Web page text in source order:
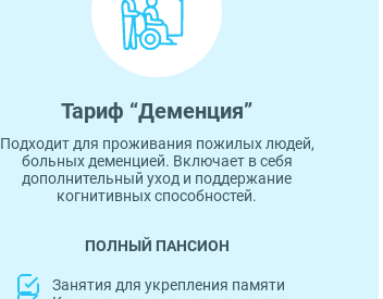
Тариф “Деменция”
Подходит для проживания пожилых людей,
больных деменцией. Включает в себя
дополнительный уход и поддержание
когнитивных способностей.
ПОЛНЫЙ ПАНСИОН
Занятия для укрепления памяти